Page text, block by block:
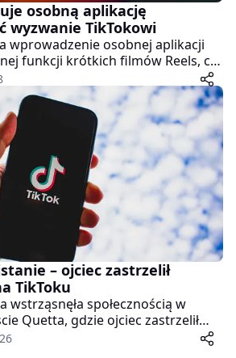
osobną aplikację
wyzwanie TikTokowi
wprowadzenie osobnej aplikacji
funkcji krótkich filmów Reels, co
ruchem w rywalizacji z
w USA pozostaje
– ojciec zastrzelił
TikToku
wstrząsnęła społecznością w
Quetta, gdzie ojciec zastrzelił
ponieważ nie pochwalał jej